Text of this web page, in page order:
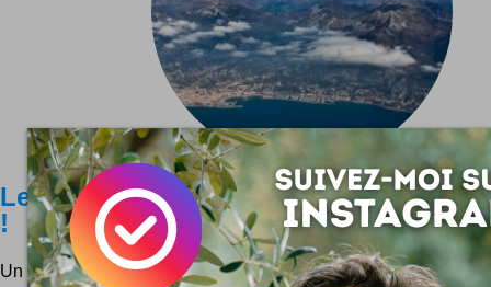
Les Alpes de la Méditerranée méritent
!
Un projet audacieux de classement Unesco déboule